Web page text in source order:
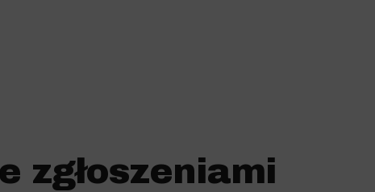
zgłoszeniami